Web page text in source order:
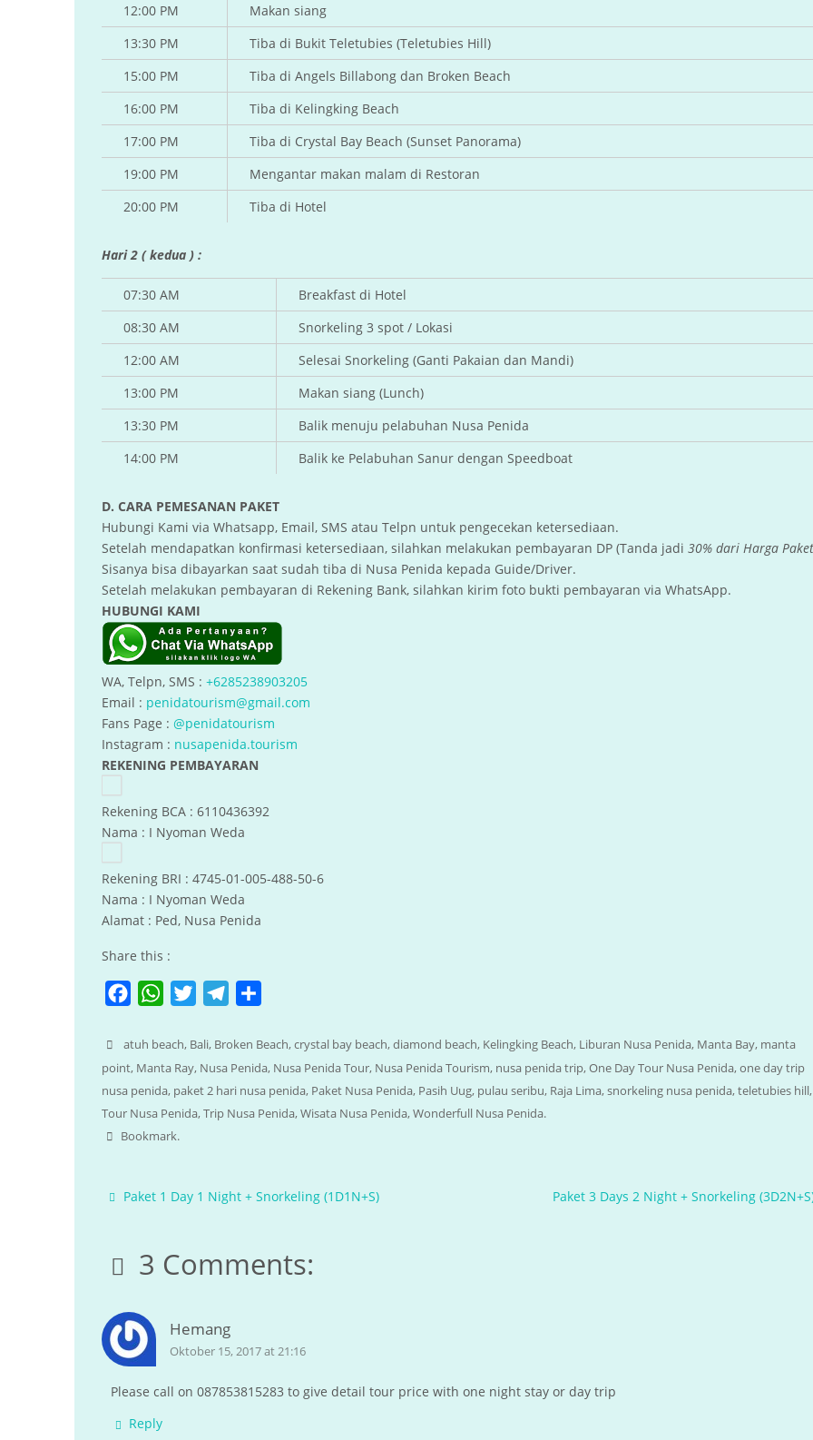
12:00 PM
Makan siang
13:30 PM
Tiba di Bukit Teletubies (Teletubies Hill)
15:00 PM
Tiba di Angels Billabong dan Broken Beach
16:00 PM
Tiba di Kelingking Beach
17:00 PM
Tiba di Crystal Bay Beach (Sunset Panorama)
19:00 PM
Mengantar makan malam di Restoran
20:00 PM
Tiba di Hotel
Hari 2 ( kedua ) :
07:30 AM
Breakfast di Hotel
08:30 AM
Snorkeling 3 spot / Lokasi
12:00 AM
Selesai Snorkeling (Ganti Pakaian dan Mandi)
13:00 PM
Makan siang (Lunch)
13:30 PM
Balik menuju pelabuhan Nusa Penida
14:00 PM
Balik ke Pelabuhan Sanur dengan Speedboat
D. CARA PEMESANAN PAKET
Hubungi Kami via Whatsapp, Email, SMS atau Telpn untuk pengecekan ketersediaan.
Setelah mendapatkan konfirmasi ketersediaan, silahkan melakukan pembayaran DP (Tanda jadi 30% dari Harga Paket
Sisanya bisa dibayarkan saat sudah tiba di Nusa Penida kepada Guide/Driver.
Setelah melakukan pembayaran di Rekening Bank, silahkan kirim foto bukti pembayaran via WhatsApp.
HUBUNGI KAMI
WA, Telpn, SMS : +6285238903205
Email : penidatourism@gmail.com
Fans Page : @penidatourism
Instagram : nusapenida.tourism
REKENING PEMBAYARAN
Rekening BCA : 6110436392
Nama : I Nyoman Weda
Rekening BRI : 4745-01-005-488-50-6
Nama : I Nyoman Weda
Alamat : Ped, Nusa Penida
Share this :
c
e
b
o
o
W
a
t
s
A
p
i
t
t
e
l
e
g
r
a
r
e
atuh beach, Bali, Broken Beach,crystal bay beach,diamond beach, Kelingking Beach, Liburan Nusa Penida, Manta Bay, manta
point, Manta Ray, Nusa Penida, Nusa Penida Tour, Nusa Penida Tourism, nusa penida trip,One Day Tour Nusa Penida,one day trip
nusa penida, paket 2 hari nusa penida, Paket Nusa Penida, Pasih Uug, pulau seribu, Raja Lima,snorkeling nusa penida,teletubies hill,
Tour Nusa Penida,Trip Nusa Penida,Wisata Nusa Penida,Wonderfull Nusa Penida.
Bookmark.
Paket 1 Day 1 Night + Snorkeling (1D1N+S) Paket 3 Days 2 Night + Snorkeling
3 Comments:
Hemang
Oktober 15, 2017 at 21:16
Please call on 087853815283 to give detail tour price with one night stay or day trip
Reply